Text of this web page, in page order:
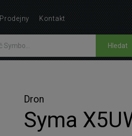
Hledat
Dron
Syma
Prodejny Kontakt